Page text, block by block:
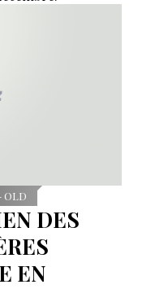
OLD
DES
EN